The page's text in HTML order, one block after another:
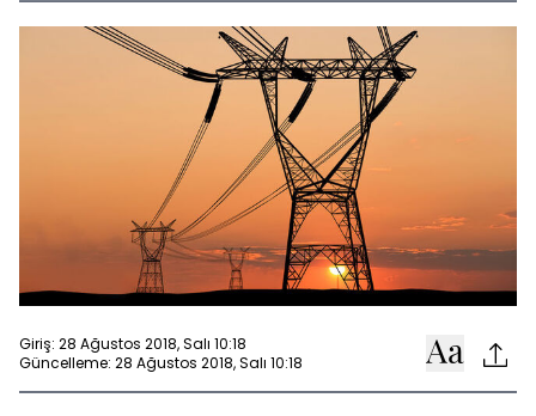
Giriş: 28 Ağustos 2018, Salı 10:18
Güncelleme: 28 Ağustos 2018, Salı 10:18